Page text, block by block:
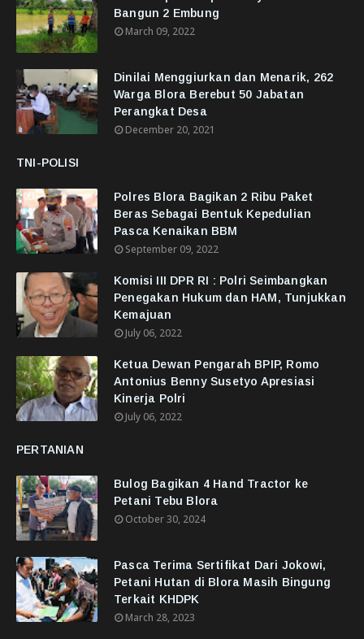
Bangun 2 Embung
March 09, 2022
Dinilai Menggiurkan dan Menarik, 262
Warga Blora Berebut 50 Jabatan
Perangkat Desa
December 20, 2021
TNI-POLISI
Polres Blora Bagikan 2 Ribu Paket
Beras Sebagai Bentuk Kepedulian
Pasca Kenaikan BBM
September 09, 2022
Komisi III DPR RI : Polri Seimbangkan
Penegakan Hukum dan HAM, Tunjukkan
Kemajuan
July 06, 2022
Ketua Dewan Pengarah BPIP, Romo
Antonius Benny Susetyo Apresiasi
Kinerja Polri
July 06, 2022
PERTANIAN
Bulog Bagikan 4 Hand Tractor ke
Petani Tebu Blora
October 30, 2024
Pasca Terima Sertifikat Dari Jokowi,
Petani Hutan di Blora Masih Bingung
Terkait KHDPK
March 28, 2023